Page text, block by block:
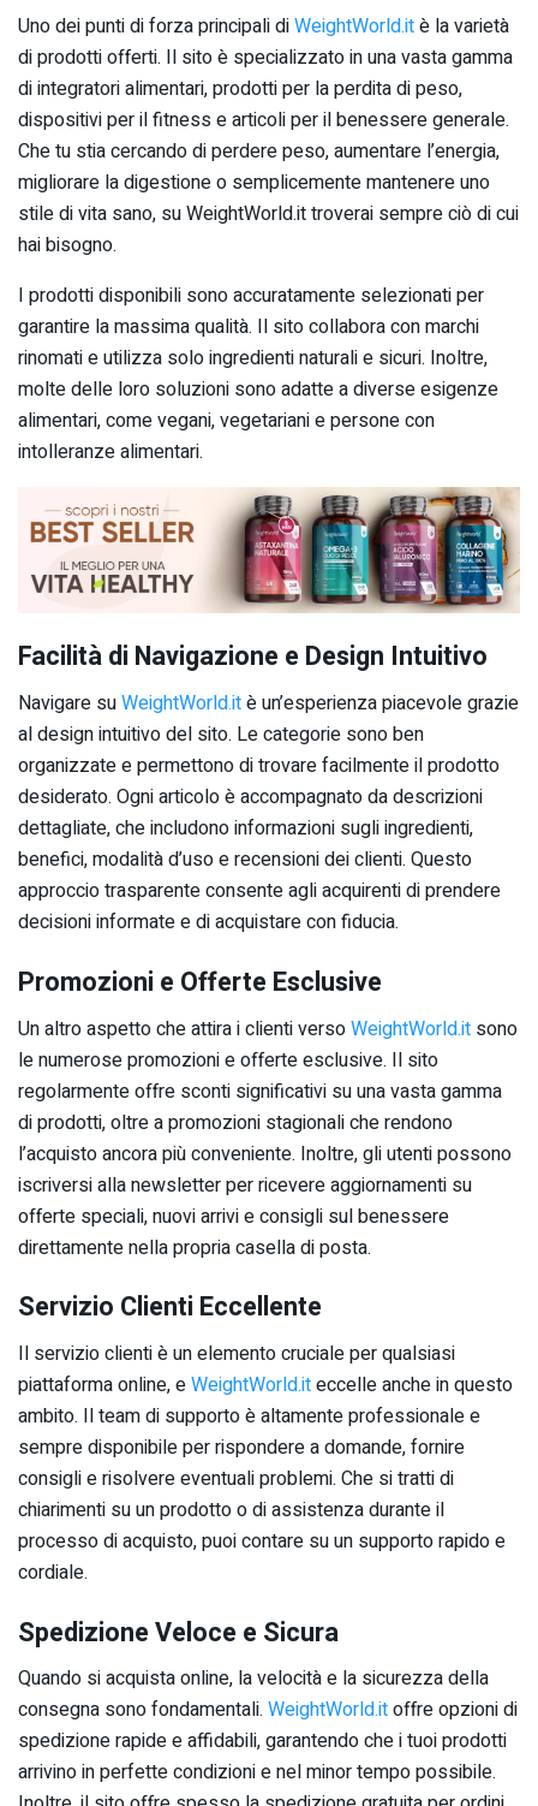
Uno dei punti di forza principali diWeightWorld.itè la varietà
di prodotti offerti. Il sito è specializzato in una vasta gamma
di integratori alimentari, prodotti per la perdita di peso,
dispositivi per il fitness e articoli per il benessere generale.
Che tu stia cercando di perdere peso, aumentare l’energia,
migliorare la digestione o semplicemente mantenere uno
stile di vita sano, su WeightWorld.it troverai sempre ciò di cui
hai bisogno.
I prodotti disponibili sono accuratamente selezionati per
garantire la massima qualità. Il sito collabora con marchi
rinomati e utilizza solo ingredienti naturali e sicuri. Inoltre,
molte delle loro soluzioni sono adatte a diverse esigenze
alimentari, come vegani, vegetariani e persone con
intolleranze alimentari.
Facilità di Navigazione e Design Intuitivo
Navigare suWeightWorld.itè un’esperienza piacevole grazie
al design intuitivo del sito. Le categorie sono ben
organizzate e permettono di trovare facilmente il prodotto
desiderato. Ogni articolo è accompagnato da descrizioni
dettagliate, che includono informazioni sugli ingredienti,
benefici, modalità d’uso e recensioni dei clienti. Questo
approccio trasparente consente agli acquirenti di prendere
decisioni informate e di acquistare con fiducia.
Promozioni e Offerte Esclusive
Un altro aspetto che attira i clienti versoWeightWorld.it sono
le numerose promozioni e offerte esclusive. Il sito
regolarmente offre sconti significativi su una vasta gamma
di prodotti, oltre a promozioni stagionali che rendono
l’acquisto ancora più conveniente. Inoltre, gli utenti possono
iscriversi alla newsletter per ricevere aggiornamenti su
offerte speciali, nuovi arrivi e consigli sul benessere
direttamente nella propria casella di posta.
Servizio Clienti Eccellente
Il servizio clienti è un elemento cruciale per qualsiasi
piattaforma online, eWeightWorld.iteccelle anche in questo
ambito. Il team di supporto è altamente professionale e
sempre disponibile per rispondere a domande, fornire
consigli e risolvere eventuali problemi. Che si tratti di
chiarimenti su un prodotto o di assistenza durante il
processo di acquisto, puoi contare su un supporto rapido e
cordiale.
Spedizione Veloce e Sicura
Quando si acquista online, la velocità e la sicurezza della
consegna sono fondamentali. WeightWorld.itoffre opzioni di
spedizione rapide e affidabili, garantendo che i tuoi prodotti
arrivino in perfette condizioni e nel minor tempo possibile.